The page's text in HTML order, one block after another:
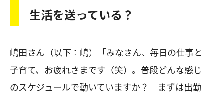
生活を送っている？
嶋田さん（以下：嶋）「みなさん、毎日の仕事と
子育て、お疲れさまです（笑）。普段どんな感じ
のスケジュールで動いていますか？ まずは出勤